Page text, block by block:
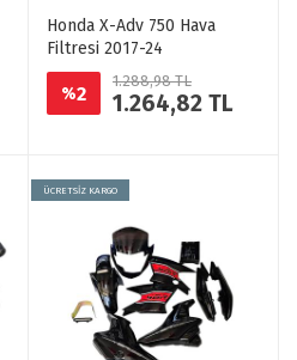
Honda X-Adv 750 Hava
Filtresi 2017-24
%2
1.288,98 TL
1.264,82 TL
ÜCRETSİZ KARGO